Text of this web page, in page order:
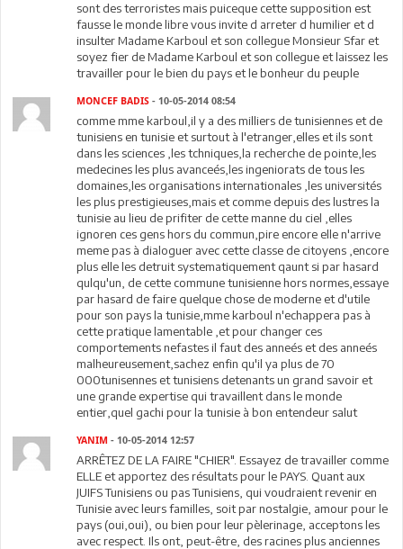
sont des terroristes mais puiceque cette supposition est
fausse le monde libre vous invite d arreter d humilier et d
insulter Madame Karboul et son collegue Monsieur Sfar et
soyez fier de Madame Karboul et son collegue et laissez les
travailler pour le bien du pays et le bonheur du peuple
MONCEF BADIS - 10-05-2014 08:54
comme mme karboul,il y a des milliers de tunisiennes et de
tunisiens en tunisie et surtout à l'etranger,elles et ils sont
dans les sciences ,les tchniques,la recherche de pointe,les
medecines les plus avanceés,les ingeniorats de tous les
domaines,les organisations internationales ,les universités
les plus prestigieuses,mais et comme depuis des lustres la
tunisie au lieu de prifiter de cette manne du ciel ,elles
ignoren ces gens hors du commun,pire encore elle n'arrive
meme pas à dialoguer avec cette classe de citoyens ,encore
plus elle les detruit systematiquement qaunt si par hasard
qulqu'un, de cette commune tunisienne hors normes,essaye
par hasard de faire quelque chose de moderne et d'utile
pour son pays la tunisie,mme karboul n'echappera pas à
cette pratique lamentable ,et pour changer ces
comportements nefastes il faut des anneés et des anneés
malheureusement,sachez enfin qu'il ya plus de 70
000tunisennes et tunisiens detenants un grand savoir et
une grande expertise qui travaillent dans le monde
entier,quel gachi pour la tunisie à bon entendeur salut
YANIM - 10-05-2014 12:57
ARRÊTEZ DE LA FAIRE "CHIER". Essayez de travailler comme
ELLE et apportez des résultats pour le PAYS. Quant aux
JUIFS Tunisiens ou pas Tunisiens, qui voudraient revenir en
Tunisie avec leurs familles, soit par nostalgie, amour pour le
pays (oui,oui), ou bien pour leur pèlerinage, acceptons les
avec respect. Ils ont, peut-être, des racines plus anciennes